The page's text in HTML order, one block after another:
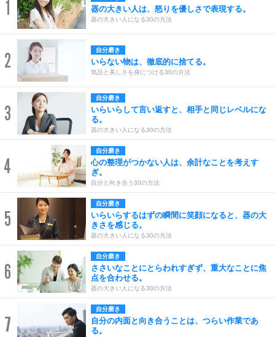
1 器の大きい人は、怒りを優しさで表現する。
器の大きい人になる30の方法
2 自分磨き
いらない物は、徹底的に捨てる。
気品と美しさを身につける30の方法
3
自分磨き
いらいらして言い返すと、相手と同じレベルにな
る。
器の大きい人になる30の方法
4
自分磨き
心の整理がつかない人は、余計なことを考えす
ぎ。
自分と向き合う30の方法
5
自分磨き
いらいらするはずの瞬間に笑顔になると、器の大
きさを感じる。
器の大きい人になる30の方法
6
自分磨き
ささいなことにとらわれすぎず、重大なことに焦
点を合わせる。
器の大きい人になる30の方法
7
自分磨き
自分の内面と向き合うことは、つらい作業であ
る。